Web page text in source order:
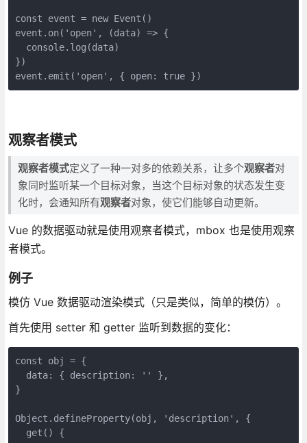
const event = new Event()
event.on('open', (data) => {
  console.log(data)
})
event.emit('open', { open: true })
观察者模式
观察者模式定义了一种一对多的依赖关系，让多个观察者对
象同时监听某一个目标对象，当这个目标对象的状态发生变
化时，会通知所有观察者对象，使它们能够自动更新。
Vue 的数据驱动就是使用观察者模式，mbox 也是使用观察
者模式。
例子
模仿 Vue 数据驱动渲染模式（只是类似，简单的模仿）。
首先使用 setter 和 getter 监听到数据的变化：
const obj = {
  data: { description: '' },
}
Object.defineProperty(obj, 'description', {
  get() {